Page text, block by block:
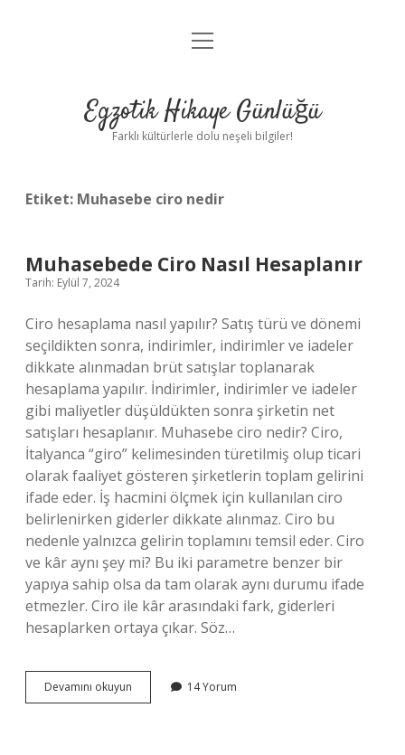
Anasayfa
Yasal Uyarı
menüyü
Egzotik Hikaye Günlüğü
Farklı kültürlerle dolu neşeli bilgiler!
Etiket: Muhasebe ciro nedir
Muhasebede Ciro Nasıl Hesaplanır
Tarih: Eylül 7, 2024
Ciro hesaplama nasıl yapılır? Satış türü ve dönemi
seçildikten sonra, indirimler, indirimler ve iadeler
dikkate alınmadan brüt satışlar toplanarak
hesaplama yapılır. İndirimler, indirimler ve iadeler
gibi maliyetler düşüldükten sonra şirketin net
satışları hesaplanır. Muhasebe ciro nedir? Ciro,
İtalyanca “giro” kelimesinden türetilmiş olup ticari
olarak faaliyet gösteren şirketlerin toplam gelirini
ifade eder. İş hacmini ölçmek için kullanılan ciro
belirlenirken giderler dikkate alınmaz. Ciro bu
nedenle yalnızca gelirin toplamını temsil eder. Ciro
ve kâr aynı şey mi? Bu iki parametre benzer bir
yapıya sahip olsa da tam olarak aynı durumu ifade
etmezler. Ciro ile kâr arasındaki fark, giderleri
hesaplarken ortaya çıkar. Söz…
Devamını okuyun Muhasebede
Ciro
14 Yorum